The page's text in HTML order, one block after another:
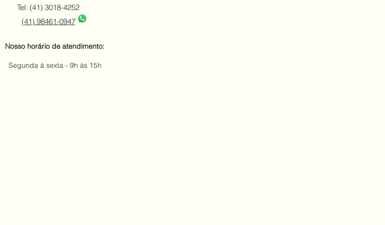
Tel: (41) 3018-4252
(41) 98461-0947
Nosso horário de atendimento:
Segunda à sexta - 9h às 15h